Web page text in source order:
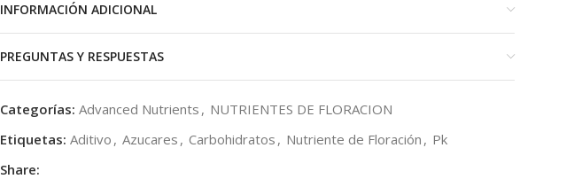
cultivo en aguas profundas.
INFORMACIÓN ADICIONAL
PREGUNTAS Y RESPUESTAS
Categorías: Advanced Nutrients , NUTRIENTES DE FLORACION
Etiquetas: Aditivo , Azucares , Carbohidratos , Nutriente de Floración , Pk
Share: